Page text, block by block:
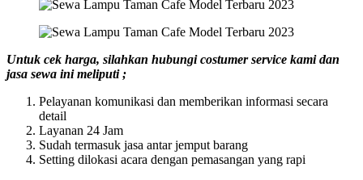
Untuk cek harga, silahkan hubungi costumer service kami dan
jasa sewa ini meliputi ;
Pelayanan komunikasi dan memberikan informasi secara
detail
Layanan 24 Jam
Sudah termasuk jasa antar jemput barang
Setting dilokasi acara dengan pemasangan yang rapi